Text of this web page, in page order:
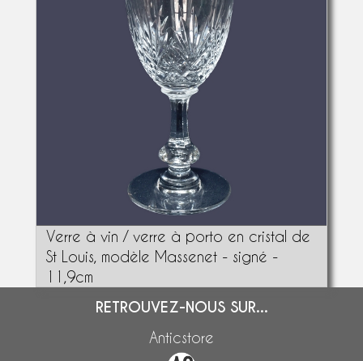
Verre à vin / verre à porto en cristal de
St Louis, modèle Massenet - signé -
11,9cm
RETROUVEZ-NOUS SUR...
Anticstore